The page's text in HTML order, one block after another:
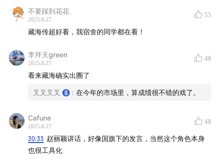
不要踩到花花
2025.6.27
55
藏海传超好看，我宿舍的同学都在看！
李拜天green
2025.6.27
48
看来藏海确实出圈了
叉叉叉叉 : 在今年的市场里，算成绩很不错的戏了。
Cafune
2025.6.27
48
30:33 赵丽颖讲话，好像国旗下的发言，当然这个角色本身
也很工具化